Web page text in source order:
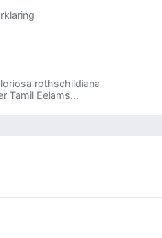
rothschildiana
Tamil Eelams